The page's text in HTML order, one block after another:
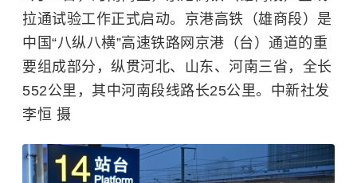
拉通试验工作正式启动。京港高铁（雄商段）是
中国“八纵八横”高速铁路网京港（台）通道的重
要组成部分，纵贯河北、山东、河南三省，全长
552公里，其中河南段线路长25公里。中新社发
李恒 摄